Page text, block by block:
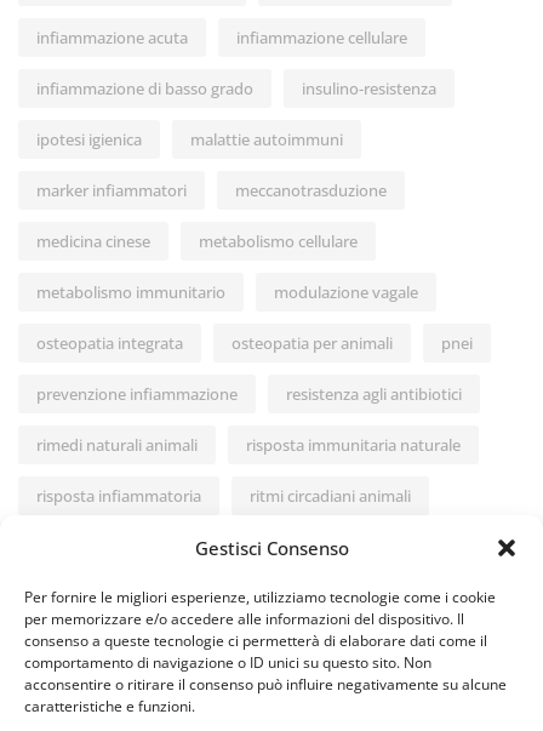
Gestisci Consenso
Per fornire le migliori esperienze, utilizziamo tecnologie come i cookie
per memorizzare e/o accedere alle informazioni del dispositivo. Il
consenso a queste tecnologie ci permetterà di elaborare dati come il
comportamento di navigazione o ID unici su questo sito. Non
acconsentire o ritirare il consenso può influire negativamente su alcune
caratteristiche e funzioni.
infiammazione acuta infiammazione cellulare
infiammazione di basso grado insulino-resistenza
ipotesi igienica malattie autoimmuni
marker infiammatori meccanotrasduzione
medicina cinese metabolismo cellulare
metabolismo immunitario modulazione vagale
osteopatia integrata osteopatia per animali pnei
prevenzione infiammazione resistenza agli antibiotici
rimedi naturali animali risposta immunitaria naturale
risposta infiammatoria ritmi circadiani animali
stile di vita sano
stress e infiammazione stress e sistema immunitario
stress ossidativo switch metabolico
tessuto connettivo trattamenti non invasivi